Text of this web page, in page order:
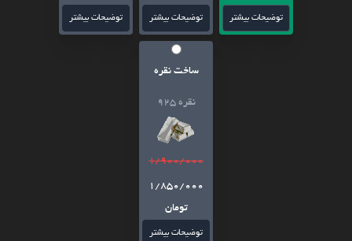
توضیحات بیشتر توضیحات بیشتر توضیحات بیشتر
ساخت نقره
نقره 925
1/900/000
1/850/000
تومان
توضیحات بیشتر